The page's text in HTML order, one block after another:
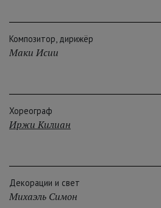
Композитор, дирижёр
Маки Исии
Хореограф
Иржи Килиан
Декорации и свет
Михаэль Симон